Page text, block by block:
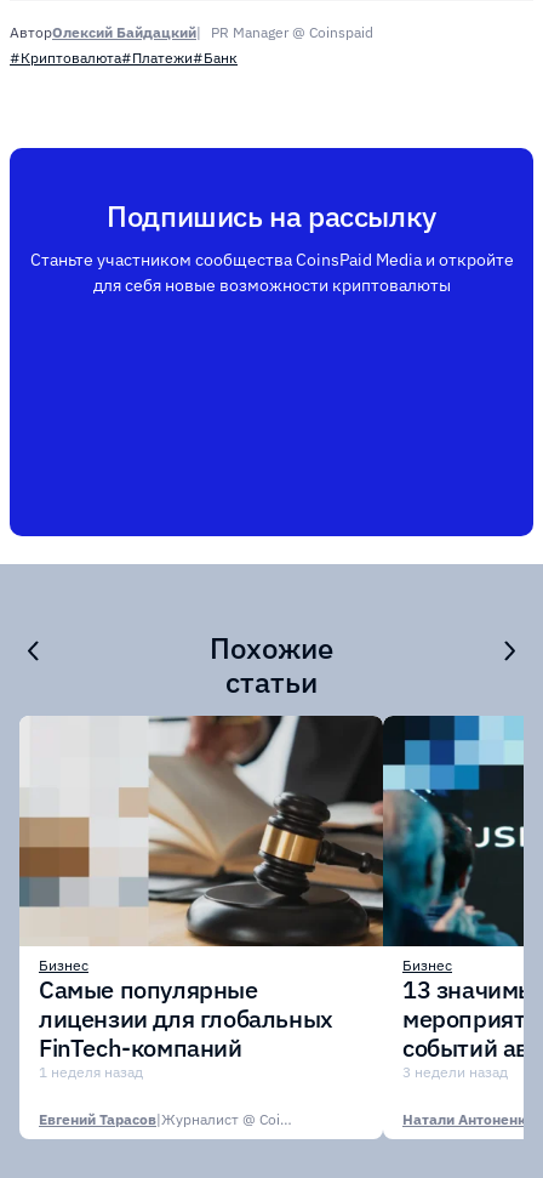
АвторОлексий Байдацкий
PR Manager @ Coinspaid
#Криптовалюта#Платежи#Банк
Подпишись на рассылку
Станьте участником сообщества CoinsPaid Media и откройте
для себя новые возможности криптовалюты
Похожие
статьи
Бизнес
Самые популярные
лицензии для глобальных
FinTech-компаний
1 неделя назад
Евгений Тарасов| Журналист @ CoinsPaid Media
Бизнес
13
событий
3 недели назад
Натали Антоненко